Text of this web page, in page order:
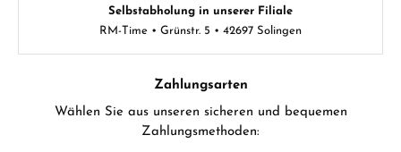
Selbstabholung in unserer Filiale
RM-Time • Grünstr. 5 • 42697 Solingen
Zahlungsarten
Wählen Sie aus unseren sicheren und bequemen
Zahlungsmethoden: